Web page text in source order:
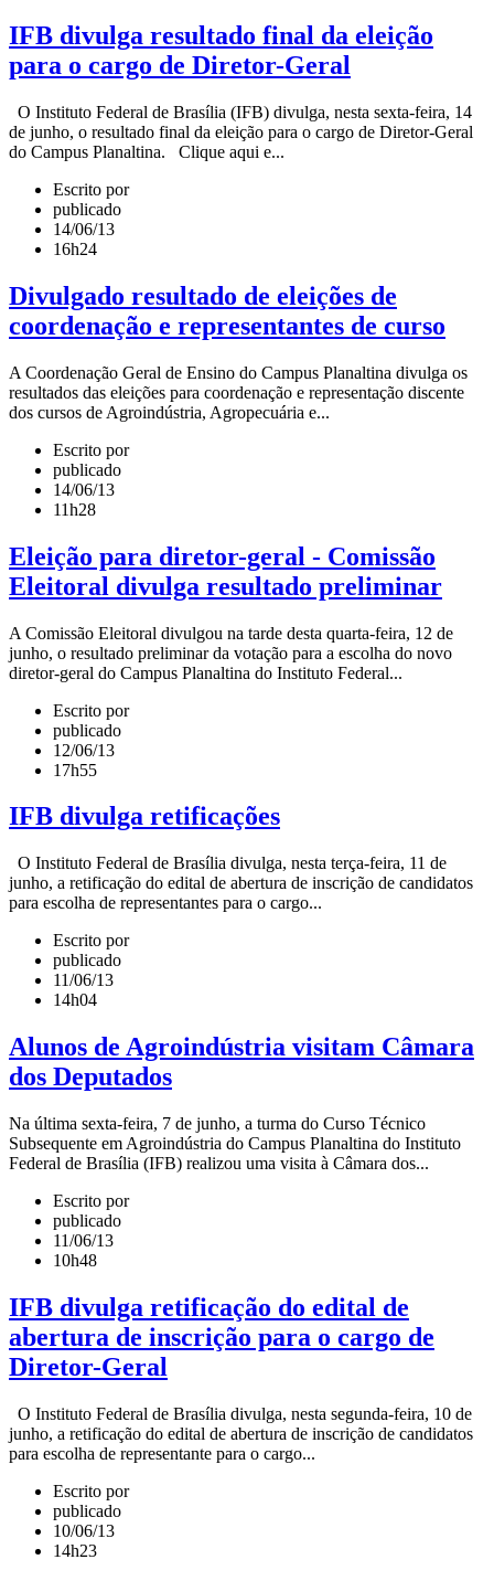
IFB divulga resultado final da eleição
para o cargo de Diretor-Geral
O Instituto Federal de Brasília (IFB) divulga, nesta sexta-feira, 14
de junho, o resultado final da eleição para o cargo de Diretor-Geral
do Campus Planaltina. Clique aqui e...
Escrito por
publicado
14/06/13
16h24
Divulgado resultado de eleições de
coordenação e representantes de curso
A Coordenação Geral de Ensino do Campus Planaltina divulga os
resultados das eleições para coordenação e representação discente
dos cursos de Agroindústria, Agropecuária e...
Escrito por
publicado
14/06/13
11h28
Eleição para diretor-geral - Comissão
Eleitoral divulga resultado preliminar
A Comissão Eleitoral divulgou na tarde desta quarta-feira, 12 de
junho, o resultado preliminar da votação para a escolha do novo
diretor-geral do Campus Planaltina do Instituto Federal...
Escrito por
publicado
12/06/13
17h55
IFB divulga retificações
O Instituto Federal de Brasília divulga, nesta terça-feira, 11 de
junho, a retificação do edital de abertura de inscrição de candidatos
para escolha de representantes para o cargo...
Escrito por
publicado
11/06/13
14h04
Alunos de Agroindústria visitam Câmara
dos Deputados
Na última sexta-feira, 7 de junho, a turma do Curso Técnico
Subsequente em Agroindústria do Campus Planaltina do Instituto
Federal de Brasília (IFB) realizou uma visita à Câmara dos...
Escrito por
publicado
11/06/13
10h48
IFB divulga retificação do edital de
abertura de inscrição para o cargo de
Diretor-Geral
O Instituto Federal de Brasília divulga, nesta segunda-feira, 10 de
junho, a retificação do edital de abertura de inscrição de candidatos
para escolha de representante para o cargo...
Escrito por
publicado
10/06/13
14h23